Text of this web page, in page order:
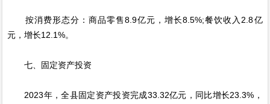
按消费形态分：商品零售8.9亿元，增长8.5%;餐饮收入2.8亿
元，增长12.1%。
七、固定资产投资
2023年，全县固定资产投资完成33.32亿元，同比增长23.3%，